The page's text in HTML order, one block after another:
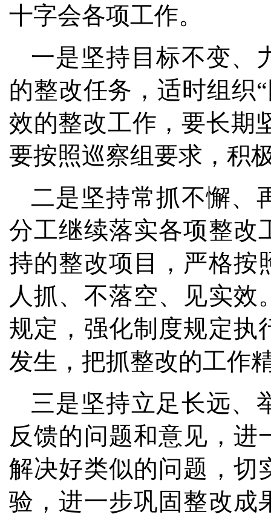
十字会各项工作。
一是坚持目标不变、
的整改任务，适时组织
效的整改工作，要长期
要按照巡察组要求，积
二是坚持常抓不懈、
分工继续落实各项整改
持的整改项目，严格按
人抓、不落空、见实
规定，强化制度规定执
发生，把抓整改的工作
三是坚持立足长远、
反馈的问题和意见，进
解决好类似的问题，切
验，进一步巩固整改成